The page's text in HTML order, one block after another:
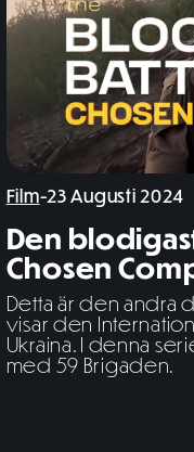
Film-23 Augusti 2024
Den
Chosen
Detta är den andra
visar den
Ukraina. I denna
med 59 Brigaden.